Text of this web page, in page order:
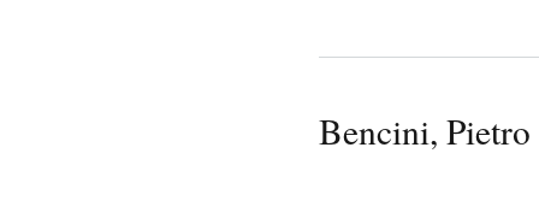
Bencini, Pietro